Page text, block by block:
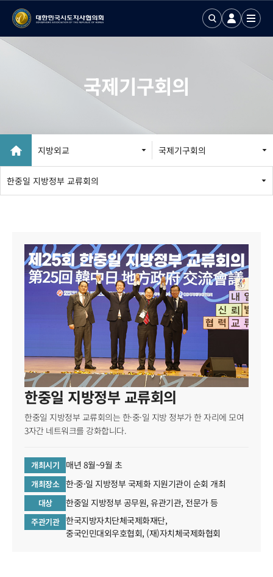
지방외교 추진
국제업무24
국제기구회의
국제교류현황
국제기구회의
지방외교 국제기구회의
한중일 지방정부 교류회의
한중일 지방정부 교류회의
한중일 지방정부 교류회의는 한·중·일 지방 정부가 한 자리에 모여
3자간 네트워크를 강화합니다.
개최시기 매년 8월~9월 초
개최장소 한·중·일 지방정부 국제화 지원기관이 순회 개최
대상 한중일 지방정부 공무원, 유관기관, 전문가 등
주관기관 한국지방자치단체국제화재단,
중국인민대외우호협회, (재)자치체국제화협회